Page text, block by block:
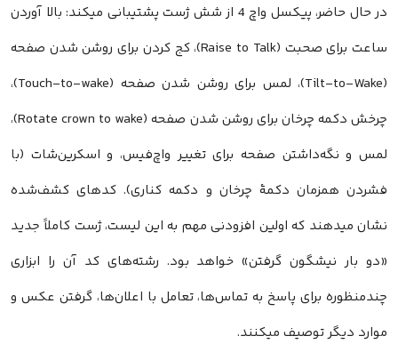
در حال حاضر، پیکسل واچ 4 از شش ژست پشتیبانی میکند: بالا آوردن
ساعت برای صحبت (Raise to Talk)، کج کردن برای روشن شدن صفحه
(Tilt-to-Wake)، لمس برای روشن شدن صفحه (Touch-to-wake)،
چرخش دکمه چرخان برای روشن شدن صفحه (Rotate crown to wake)،
لمس و نگه‌داشتن صفحه برای تغییر واچ‌فیس، و اسکرین‌شات (با
فشردن همزمان دکمهٔ چرخان و دکمه کناری). کدهای کشف‌شده
نشان میدهند که اولین افزودنی مهم به این لیست، ژست کاملاً جدید
«دو بار نیشگون گرفتن» خواهد بود. رشته‌های کد آن را ابزاری
چندمنظوره برای پاسخ به تماس‌ها، تعامل با اعلان‌ها، گرفتن عکس و
موارد دیگر توصیف میکنند.